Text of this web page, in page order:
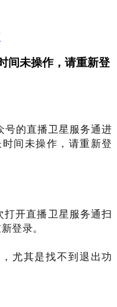
间未操作，请重新登
号的直播卫星服务通进
间未操作，请重新登
开直播卫星服务通扫
登录。
尤其是找不到退出功